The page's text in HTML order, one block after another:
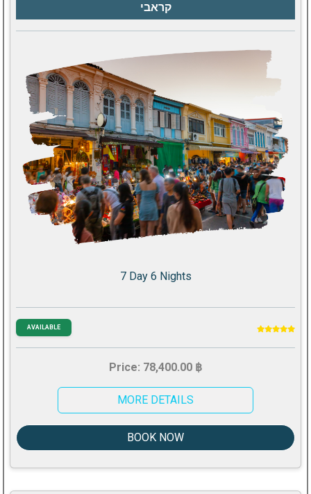
קראבי
7 Day 6 Nights
AVAILABLE
Price: 78,400.00 ฿
MORE DETAILS
BOOK NOW